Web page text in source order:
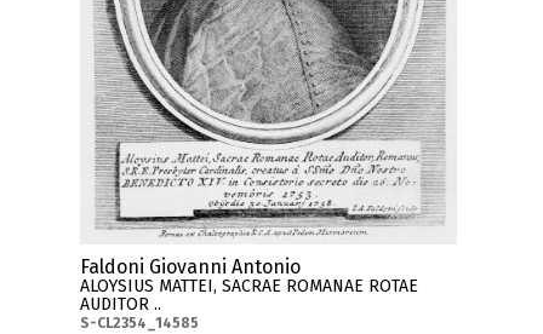
Faldoni Giovanni Antonio
ALOYSIUS MATTEI, SACRAE ROMANAE ROTAE
AUDITOR ..
S-CL2354_14585